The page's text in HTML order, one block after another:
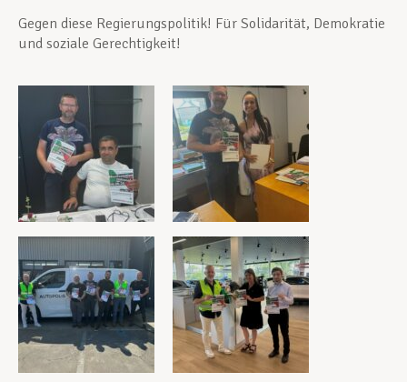
Gegen diese Regierungspolitik! Für Solidarität, Demokratie
und soziale Gerechtigkeit!